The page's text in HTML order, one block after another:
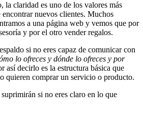
la claridad es uno de los valores más
encontrar nuevos clientes. Muchos
a una página web y vemos que por
y por el otro vender regalos.
si no eres capaz de comunicar con
lo ofreces y dónde lo ofreces y por
así decirlo es la estructura básica que
quieren comprar un servicio o producto.
si no eres claro en lo que